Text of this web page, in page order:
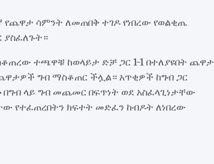
የጨዋታ ሳምንት ለመጠበቅ ተገዶ የነበረው የወልቂጤ
ያስፈለጉት።
ተጫዋቹ ከወላይታ ድቻ ጋር 1-1 በተለያዩበት ጨዋታ
ግብ ማስቆጠር ችሏል። አጥቂዎች ከግብ ጋር
ላይ ግብ መጨመር በፍጥነት ወደ አስፈላጊነታቸው
የተፈጠረበትን ክፍተት መድፈን ከብዶት ለነበረው